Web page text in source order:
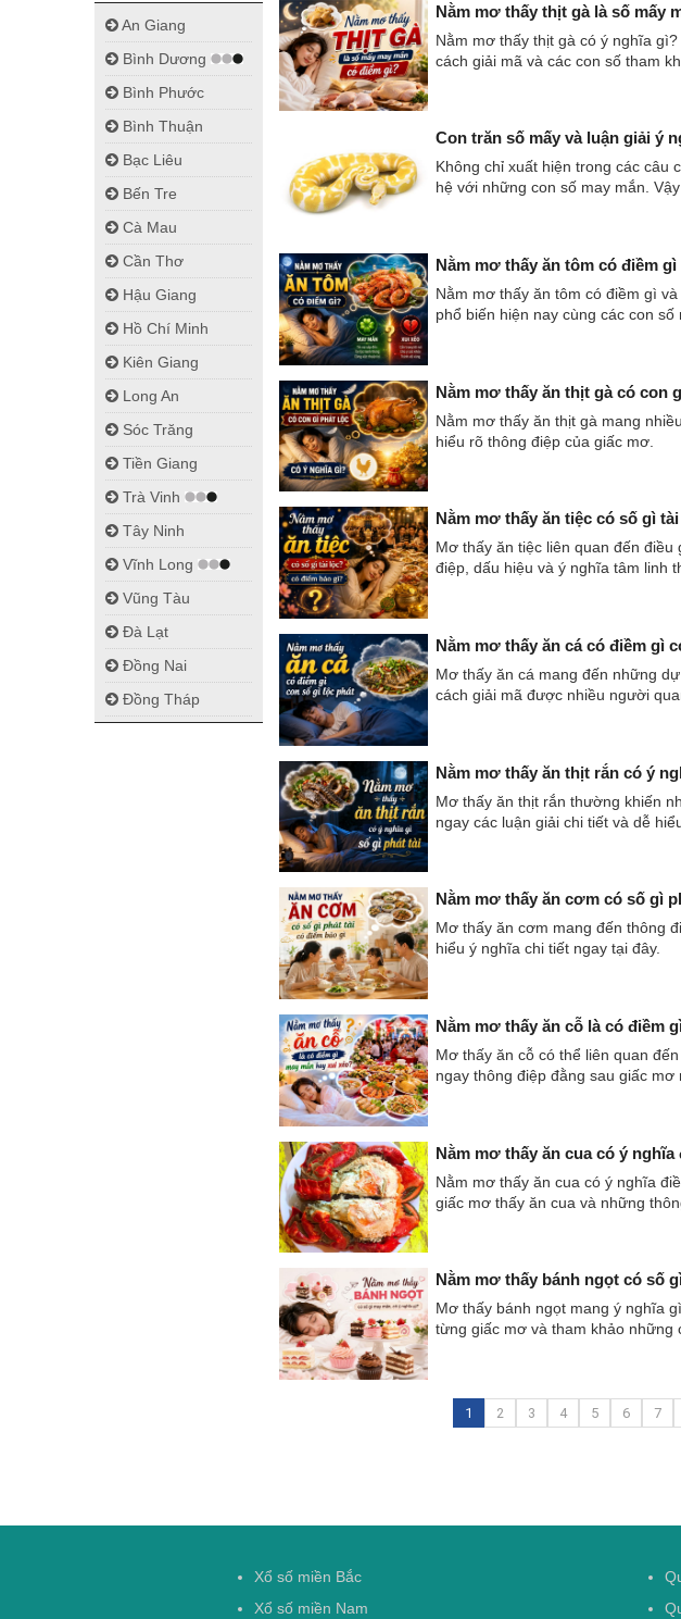
An Giang
Bình Dương
Bình Phước
Bình Thuận
Bạc Liêu
Bến Tre
Cà Mau
Cần Thơ
Hậu Giang
Hồ Chí Minh
Kiên Giang
Long An
Sóc Trăng
Tiền Giang
Trà Vinh
Tây Ninh
Vĩnh Long
Vũng Tàu
Đà Lạt
Đồng Nai
Đồng Tháp
Nằm mơ thấy thịt gà là số mấy
Nằm mơ thấy thịt gà có ý nghĩa
cách giải mã và các con số tham
Con trăn số mấy và luận giải ý
Không chỉ xuất hiện trong các câu
hệ với những con số may mắn.
Nằm mơ thấy ăn tôm có điềm
Nằm mơ thấy ăn tôm có điềm gì
phổ biến hiện nay cùng các con số
Nằm mơ thấy ăn thịt gà có con
Nằm mơ thấy ăn thịt gà mang
hiểu rõ thông điệp của giấc mơ.
Nằm mơ thấy ăn tiệc có số gì
Mơ thấy ăn tiệc liên quan đến
điệp, dấu hiệu và ý nghĩa tâm linh
Nằm mơ thấy ăn cá có điềm gì
Mơ thấy ăn cá mang đến những
cách giải mã được nhiều người
Nằm mơ thấy ăn thịt rắn có ý
Mơ thấy ăn thịt rắn thường khiến
ngay các luận giải chi tiết và dễ
Nằm mơ thấy ăn cơm có số gì
Mơ thấy ăn cơm mang đến thông
hiểu ý nghĩa chi tiết ngay tại đây.
Nằm mơ thấy ăn cỗ là có điềm
Mơ thấy ăn cỗ có thể liên quan
ngay thông điệp đằng sau giấc mơ
Nằm mơ thấy ăn cua có ý
Nằm mơ thấy ăn cua có ý nghĩa
giấc mơ thấy ăn cua và những
Nằm mơ thấy bánh ngọt có số
Mơ thấy bánh ngọt mang ý nghĩa
từng giấc mơ và tham khảo những
1 2 3 4 5 6 7
Xổ số miền Bắc
Xổ số miền Nam